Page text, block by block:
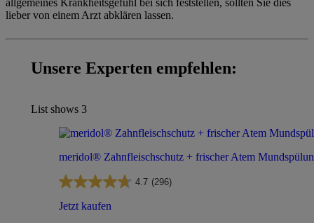
lieber von einem Arzt abklären lassen.
Unsere Experten empfehlen:
List shows 3
meridol® Zahnfleischschutz + frischer Atem
4.7 (296)
Jetzt kaufen